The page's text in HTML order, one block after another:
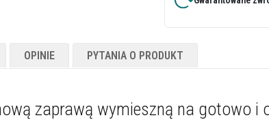
zaprawą wymieszną na gotowo i
OPINIE PYTANIA O PRODUKT